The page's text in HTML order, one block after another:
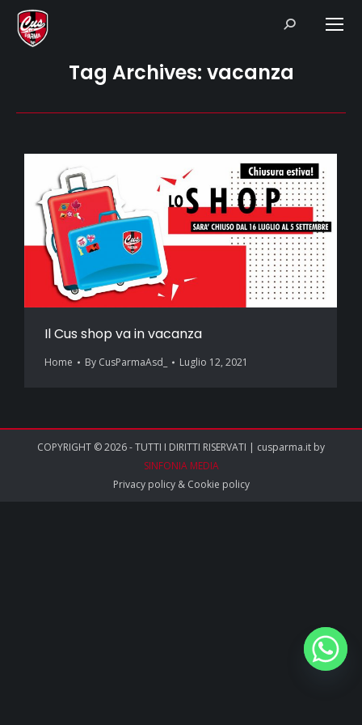
Search:
Tag Archives: vacanza
Il Cus shop va in vacanza
Home By CusParmaAsd_ Luglio 12, 2021
COPYRIGHT © 2026 - TUTTI I DIRITTI RISERVATI | cusparma.it by
SINFONIA MEDIA
Privacy policy& Cookie policy